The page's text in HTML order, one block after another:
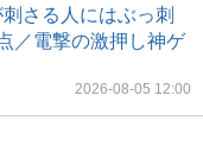
さる人にはぶっ刺
／電撃の激押し神ゲ
2026-08-05 12:00